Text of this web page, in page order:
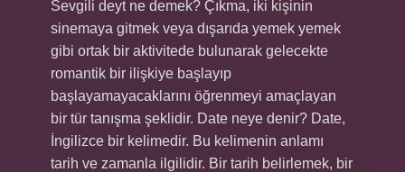
Sevgili deyt ne demek? Çıkma, iki kişinin
sinemaya gitmek veya dışarıda yemek yemek
gibi ortak bir aktivitede bulunarak gelecekte
romantik bir ilişkiye başlayıp
başlayamayacaklarını öğrenmeyi amaçlayan
bir tür tanışma şeklidir. Date neye denir? Date,
İngilizce bir kelimedir. Bu kelimenin anlamı
tarih ve zamanla ilgilidir. Bir tarih belirlemek, bir